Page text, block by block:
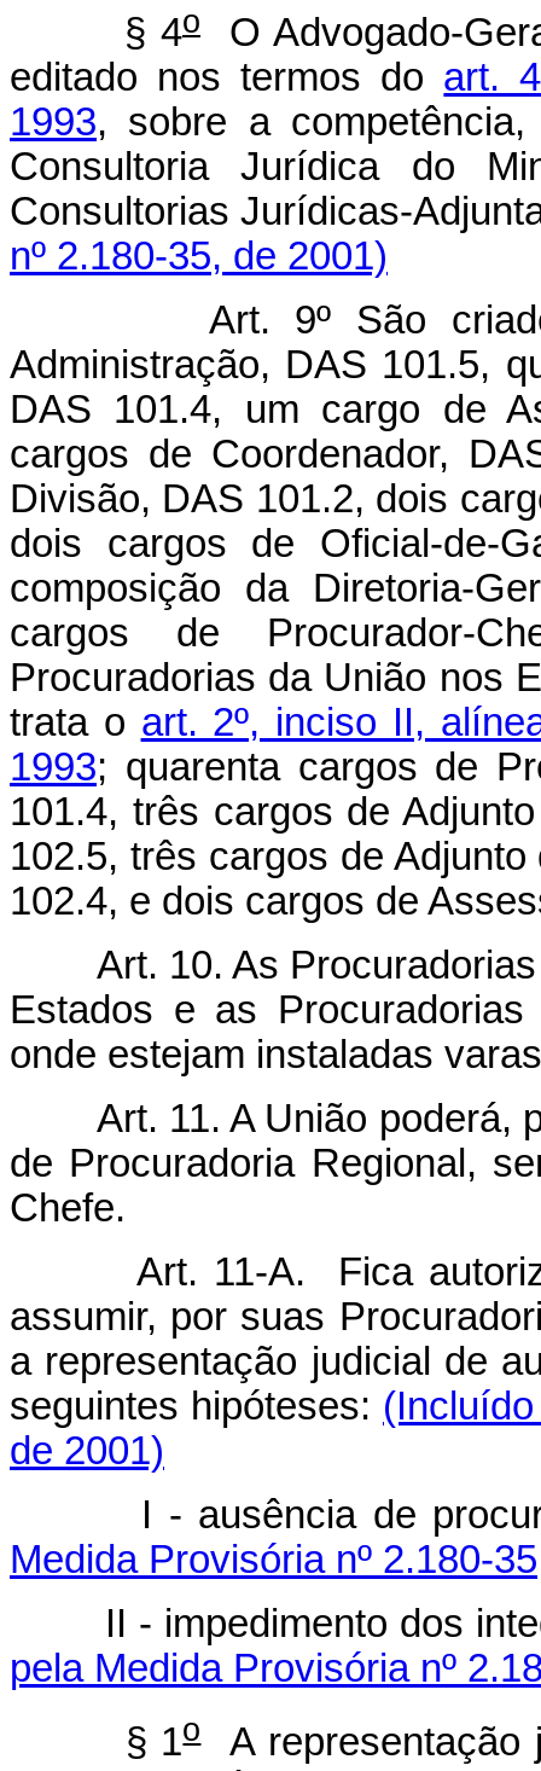
§ 4o
O Advogado-
editado nos termos do art.
1993, sobre a
Consultoria Jurídica do
Consultorias Jurídicas-
nº 2.180-35, de 2001)
Art. 9º São criados
Administração, DAS 101.5,
DAS 101.4, um cargo de
cargos de Coordenador,
Divisão, DAS 101.2, dois
dois cargos de Oficial-de-
composição da Diretoria-
cargos de Procurador-
Procuradorias da União nos
trata o art. 2º, inciso II,
1993; quarenta cargos de
101.4, três cargos de
102.5, três cargos de
102.4, e dois cargos de
Art. 10. As Procuradorias
Estados e as
onde estejam instaladas
Art. 11. A União poderá,
de Procuradoria Regional,
Chefe.
Art. 11-A. Fica
assumir, por suas
a representação judicial de
seguintes hipóteses:
de 2001)
I - ausência de
Medida Provisória nº 2.180-
II - impedimento dos
pela Medida Provisória nº
§ 1oA representação